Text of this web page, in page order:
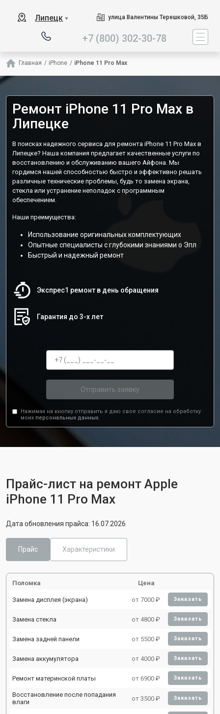
Липецк ▼ улица Валентины Терешковой, 35Б
+7 (800) 302-30-78
Главная / iPhone / iPhone 11 Pro Max
Ремонт iPhone 11 Pro Max в
Липецке
В поисках надежного сервиса для ремонта iPhone 11 Pro Max в
Липецке? Наша компания предлагает качественные услуги по
восстановлению и обслуживанию вашего Айфона. Мы
гордимся нашей способностью быстро и эффективно решать
различные технические проблемы, будь то замена экрана,
стекла или устранение неполадок с программным
обеспечением.
Наши преимущества:
Использование оригинальных комплектующих
Опытные специалисты с глубокими знаниями о Эпл
Быстрый и надежный ремонт
Экспрес1 ремонт в день обращения
Гарантия до 3-х лет
Отправить заявку
Нажимая на кнопку отправить я даю свое согласие на обработку
моих персональных данных.
Прайс-лист на ремонт Apple
iPhone 11 Pro Max
Дата обновления прайса: 16.07.2026
Прайс Характеристики
Поломка Цена
Замена дисплея (экрана) от 7000 ₽ Заказать
Замена стекла от 4800 ₽ Заказать
Замена задней панели от 5500 ₽ Заказать
Замена аккумулятора от 4000 ₽ Заказать
Ремонт материнской платы от 6900 ₽ Заказать
Восстановление после попадания
влаги
от 3500 ₽ Заказать